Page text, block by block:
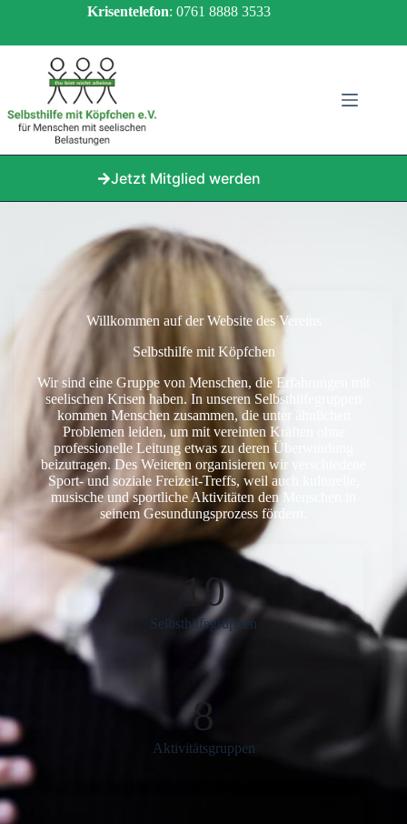
Krisentelefon: 0761 8888 3533
Jetzt Mitglied werden
Willkommen auf der Website des Vereins
Selbsthilfe mit Köpfchen
Wir sind eine Gruppe von Menschen, die Erfahrungen mit
seelischen Krisen haben. In unseren Selbsthilfegruppen
kommen Menschen zusammen, die unter ähnlichen
Problemen leiden, um mit vereinten Kräften ohne
professionelle Leitung etwas zu deren Überwindung
beizutragen. Des Weiteren organisieren wir verschiedene
Sport- und soziale Freizeit-Treffs, weil auch kulturelle,
musische und sportliche Aktivitäten den Menschen in
seinem Gesundungsprozess fördern.
10
Selbsthilfegruppen
8
Aktivitätsgruppen